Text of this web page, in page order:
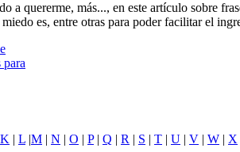
a quererme, más..., en este artículo sobre
es, entre otras para poder facilitar el
para
K | L |M | N | O | P| Q | R | S | T | U | V | W | X